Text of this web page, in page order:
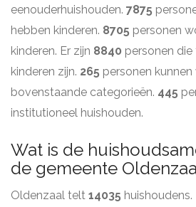
eenouderhuishouden. 7875
hebben kinderen. 8705 personen
kinderen. Er zijn 8840 personen
kinderen zijn. 265 personen
bovenstaande categorieën. 445
institutioneel huishouden.
Wat is de
de gemeente
Oldenzaal telt 14035 huishoudens.